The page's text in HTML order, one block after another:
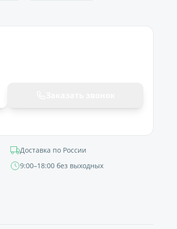
Доставка по России
9:00–18:00 без выходных